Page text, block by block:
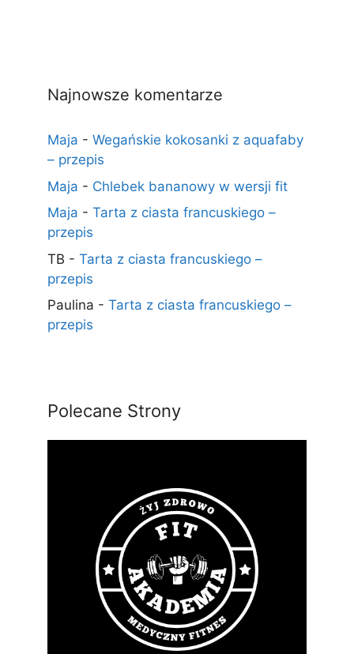
Najnowsze komentarze
Maja - Wegańskie kokosanki z aquafaby
– przepis
Maja - Chlebek bananowy w wersji fit
Maja - Tarta z ciasta francuskiego –
przepis
TB - Tarta z ciasta francuskiego –
przepis
Paulina - Tarta z ciasta francuskiego –
przepis
Polecane Strony